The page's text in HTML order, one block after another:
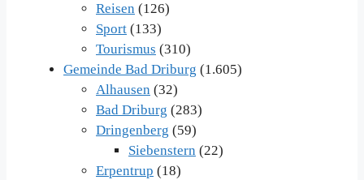
Reisen (126)
Sport (133)
Tourismus (310)
Gemeinde Bad Driburg (1.605)
Alhausen (32)
Bad Driburg (283)
Dringenberg (59)
Siebenstern (22)
Erpentrup (18)